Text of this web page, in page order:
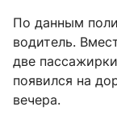
По данным
водитель.
две
появился на
вечера.